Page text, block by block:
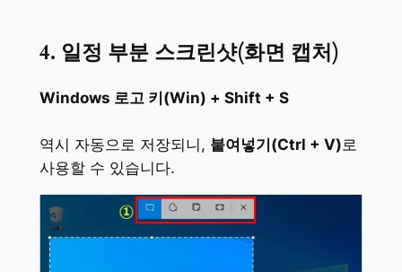
4. 일정 부분 스크린샷(화면 캡처)
Windows 로고 키(Win) + Shift + S
역시 자동으로 저장되니, 붙여넣기(Ctrl + V) 로
사용할 수 있습니다.